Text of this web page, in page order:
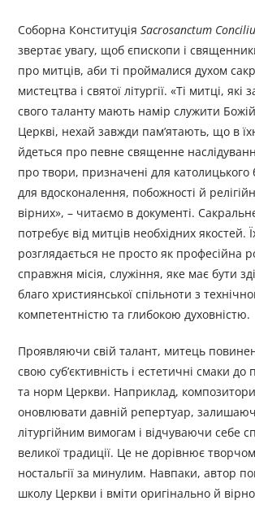
Соборна КонституціяSacrosanctum
звертає увагу, щоб єпископи і
про митців, аби ті проймалися духом
мистецтва і святої літургії. «Ті митці, які
свого таланту мають намір служити Божій
Церкві, нехай завжди пам’ятають, що в
йдеться про певне священне
про твори, призначені для католицького
для вдосконалення, побожності й
вірних», – читаємо в документі.
потребує від митців необхідних якостей.
розглядається не просто як професійна
справжня місія, служіння, яке має бути
благо християнської спільноти з
компетентністю та глибокою духовністю.
Проявляючи свій талант, митець
свою суб’єктивність і естетичні смаки до
та норм Церкви. Наприклад, композитори
оновлювати давній репертуар,
літургійним вимогам і відчуваючи себе
великої традиції. Це не дорівнює
ностальгії за минулим. Навпаки, автор
школу Церкви і вміти оригінально й вірно